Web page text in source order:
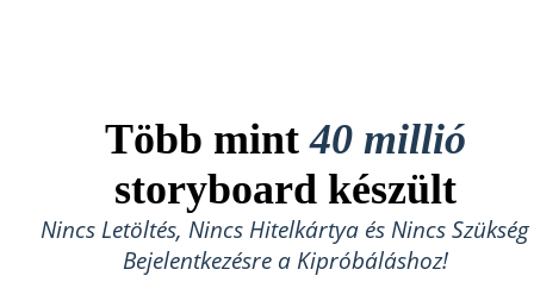
Több mint40 millió
storyboard készült
Nincs Letöltés, Nincs Hitelkártya és Nincs Szükség
Bejelentkezésre a Kipróbáláshoz!